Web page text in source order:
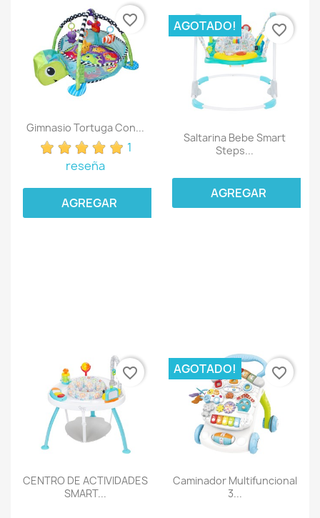
Gimnasio Tortuga Con...
1
reseña
AGREGAR
favorite_border
Saltarina Bebe Smart
Steps...
AGOTADO!
AGREGAR
favorite_border
CENTRO DE ACTIVIDADES
SMART...
favorite_border
Caminador Multifuncional
3...
AGOTADO! favorite_border